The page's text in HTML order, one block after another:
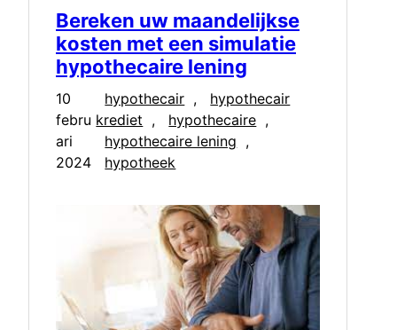
Bereken uw maandelijkse
kosten met een simulatie
hypothecaire lening
10
febru
ari
2024
hypothecair ,
hypothecair
krediet , hypothecaire
hypothecaire lening
hypotheek